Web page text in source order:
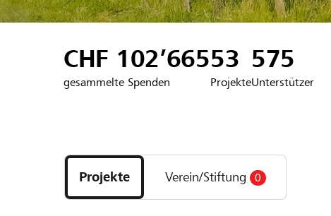
CHF 102’665
gesammelte Spenden
53
Projekte
575
Unterstützer
Projekte
und
Organisationen
Projekte Verein/Stiftung 0